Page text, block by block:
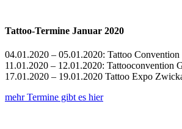
Tattoo-Termine Januar 2020
04.01.2020 – 05.01.2020: Tattoo
11.01.2020 – 12.01.2020: Tattooconvention
17.01.2020 – 19.01.2020 Tattoo Expo
mehr Termine gibt es hier